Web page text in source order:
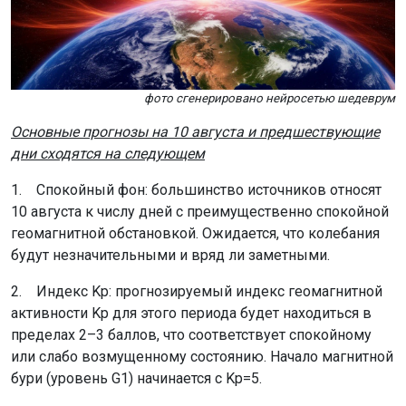
фото сгенерировано нейросетью шедеврум
Основные прогнозы на 10 августа и предшествующие
дни сходятся на следующем
1. Спокойный фон: большинство источников относят
10 августа к числу дней с преимущественно спокойной
геомагнитной обстановкой. Ожидается, что колебания
будут незначительными и вряд ли заметными.
2. Индекс Kp: прогнозируемый индекс геомагнитной
активности Kp для этого периода будет находиться в
пределах 2–3 баллов, что соответствует спокойному
или слабо возмущенному состоянию. Начало магнитной
бури (уровень G1) начинается с Kp=5.